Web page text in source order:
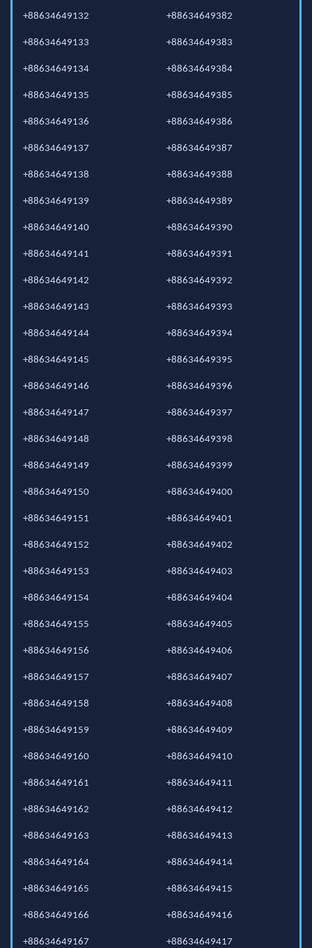
+88634649132
+88634649133
+88634649134
+88634649135
+88634649136
+88634649137
+88634649138
+88634649139
+88634649140
+88634649141
+88634649142
+88634649143
+88634649144
+88634649145
+88634649146
+88634649147
+88634649148
+88634649149
+88634649150
+88634649151
+88634649152
+88634649153
+88634649154
+88634649155
+88634649156
+88634649157
+88634649158
+88634649159
+88634649160
+88634649161
+88634649162
+88634649163
+88634649164
+88634649165
+88634649166
+88634649167
+88634649382
+88634649383
+88634649384
+88634649385
+88634649386
+88634649387
+88634649388
+88634649389
+88634649390
+88634649391
+88634649392
+88634649393
+88634649394
+88634649395
+88634649396
+88634649397
+88634649398
+88634649399
+88634649400
+88634649401
+88634649402
+88634649403
+88634649404
+88634649405
+88634649406
+88634649407
+88634649408
+88634649409
+88634649410
+88634649411
+88634649412
+88634649413
+88634649414
+88634649415
+88634649416
+88634649417